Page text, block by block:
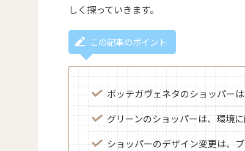
しく探っていきます。
この記事のポイント
ボッテガヴェネタのショッパー
グリーンのショッパーは、環境
ショッパーのデザイン変更は、